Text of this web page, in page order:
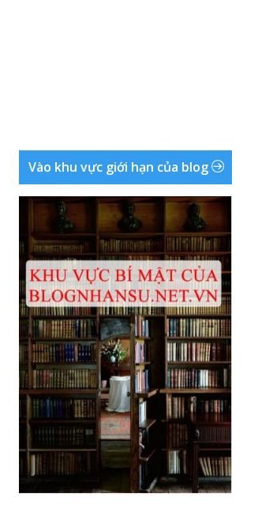
Vào khu vực giới hạn của blog